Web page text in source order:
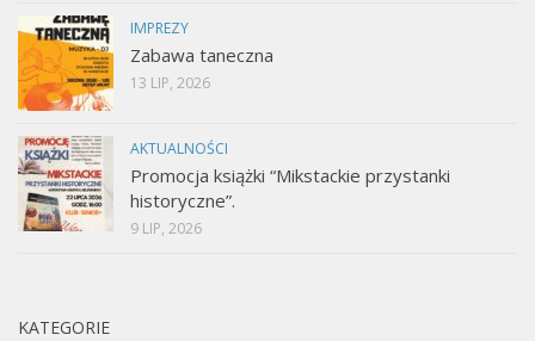
IMPREZY
Zabawa taneczna
13 LIP, 2026
AKTUALNOŚCI
Promocja książki “Mikstackie przystanki
historyczne”.
9 LIP, 2026
KATEGORIE